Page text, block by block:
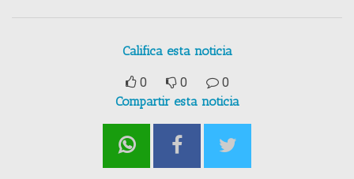
Califica esta noticia
0 0
0
Compartir esta noticia